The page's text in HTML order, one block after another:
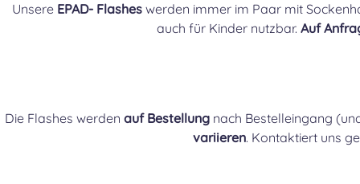
Unsere EPAD- Flashes werden immer im Paar mit
auch für Kinder nutzbar. Auf
Die Flashes werden auf Bestellungnach Bestelleingang
variieren. Kontaktiert uns